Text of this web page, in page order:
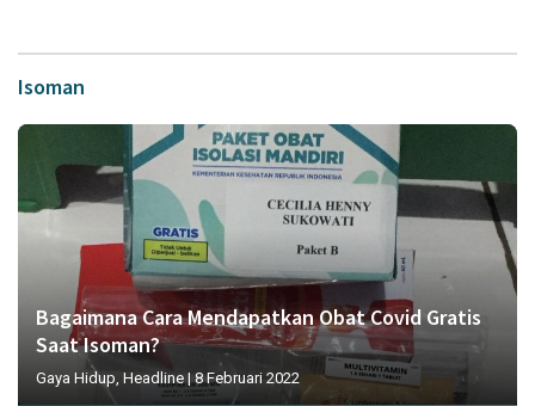
Isoman
Bagaimana Cara Mendapatkan Obat Covid Gratis
Saat Isoman?
Gaya Hidup, Headline |8 Februari 2022